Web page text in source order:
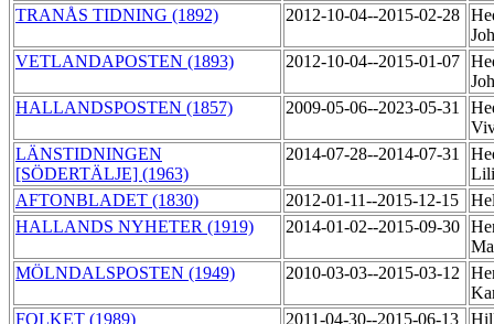
TRANÅS TIDNING (1892)
2012-10-04--2015-02-28
VETLANDAPOSTEN (1893)
2012-10-04--2015-01-07
HALLANDSPOSTEN (1857)
2009-05-06--2023-05-31
LÄNSTIDNINGEN
[SÖDERTÄLJE] (1963)
2014-07-28--2014-07-31
AFTONBLADET (1830)
2012-01-11--2015-12-15
HALLANDS NYHETER (1919)
2014-01-02--2015-09-30
MÖLNDALSPOSTEN (1949)
2010-03-03--2015-03-12
FOLKET (1989)
2011-04-30--2015-06-13